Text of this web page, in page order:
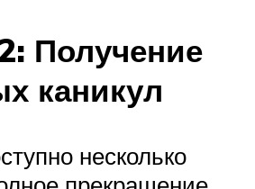
Получение
каникул
несколько